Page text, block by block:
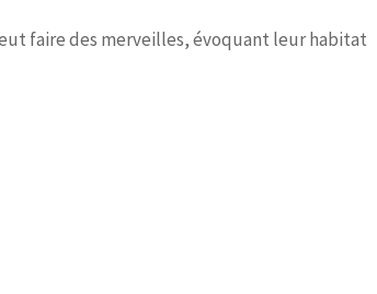
faire des merveilles, évoquant leur habitat